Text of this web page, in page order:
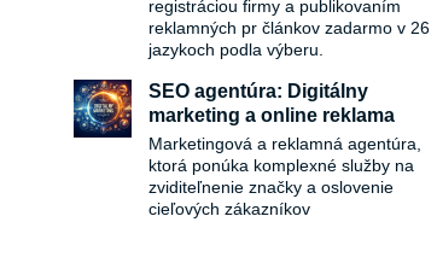
registráciou firmy a publikovaním
reklamných pr článkov zadarmo v 26
jazykoch podla výberu.
SEO agentúra: Digitálny
marketing a online reklama
Marketingová a reklamná agentúra,
ktorá ponúka komplexné služby na
zviditeľnenie značky a oslovenie
cieľových zákazníkov